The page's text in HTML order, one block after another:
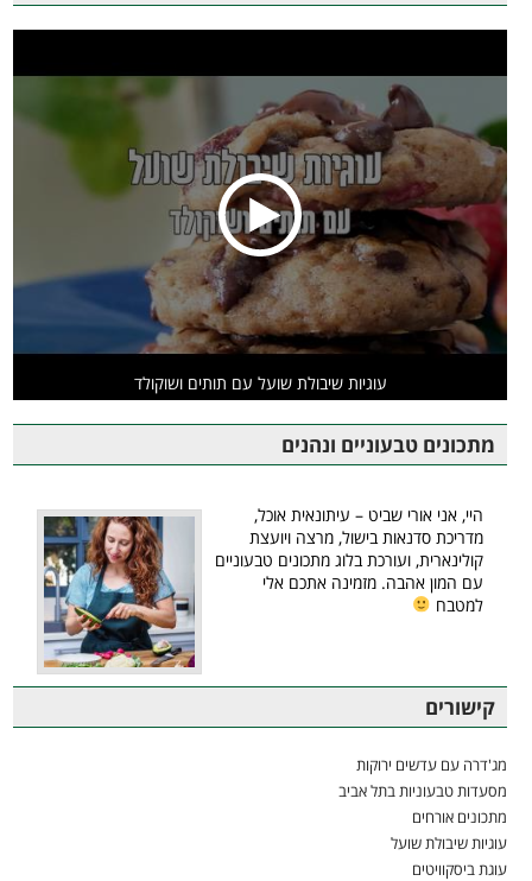
עוגיות שיבולת שועל עם תותים ושוקולד
מתכונים טבעוניים ונהנים
היי, אני אורי שביט – עיתונאית אוכל,
מדריכת סדנאות בישול, מרצה ויועצת
קולינארית, ועורכת בלוג מתכונים טבעוניים
עם המון אהבה. מזמינה אתכם אלי
למטבח
קישורים
מג'דרה עם עדשים ירוקות
מסעדות טבעוניות בתל אביב
מתכונים אורחים
עוגיות שיבולת שועל
עוגת ביסקוויטים